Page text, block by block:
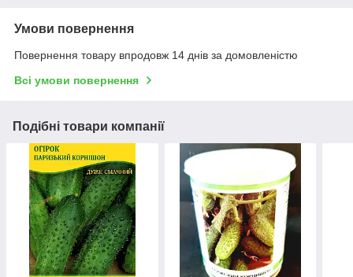
Умови повернення
Повернення товару впродовж 14 днів за домовленістю
Всі умови повернення
Подібні товари компанії